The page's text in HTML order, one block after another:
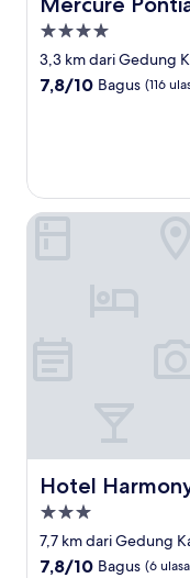
Properti
bintang
4.0
3,3 km dari Gedung
7.8
7,8/10 Bagus (116
Hotel
Hotel Harmony In
Properti
bintang
3.0
7,7 km dari Gedung
7.8
7,8/10 Bagus (6
Hotel Harmony In